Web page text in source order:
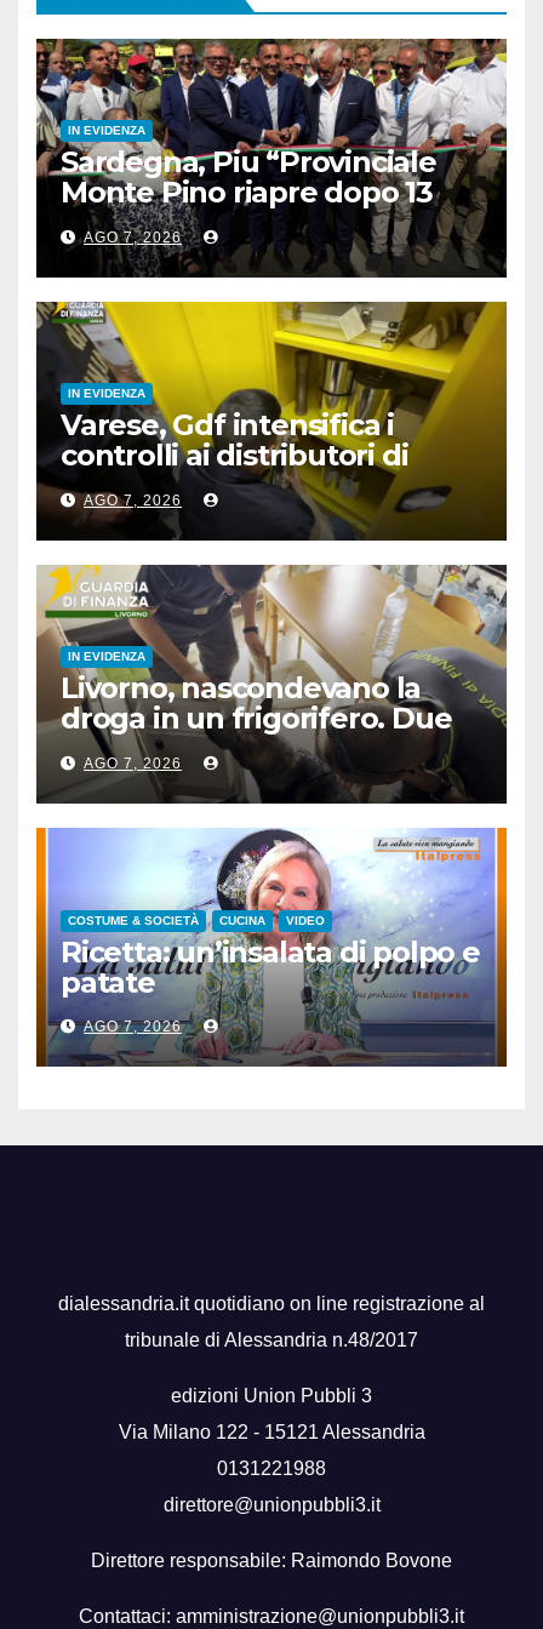
IN EVIDENZA
Sardegna, Piu “Provinciale
Monte Pino riapre dopo 13
anni, opera fondamentale”
AGO 7, 2026
IN EVIDENZA
Varese, Gdf intensifica i
controlli ai distributori di
carburante, 6 multati
AGO 7, 2026
IN EVIDENZA
Livorno, nascondevano la
droga in un frigorifero. Due
arresti
AGO 7, 2026
COSTUME & SOCIETÀ CUCINA VIDEO
Ricetta: un’insalata di polpo e
patate
AGO 7, 2026
dialessandria.it quotidiano on line registrazione al
tribunale di Alessandria n.48/2017
edizioni Union Pubbli 3
Via Milano 122 - 15121 Alessandria
0131221988
direttore@unionpubbli3.it
Direttore responsabile: Raimondo Bovone
Contattaci: amministrazione@unionpubbli3.it